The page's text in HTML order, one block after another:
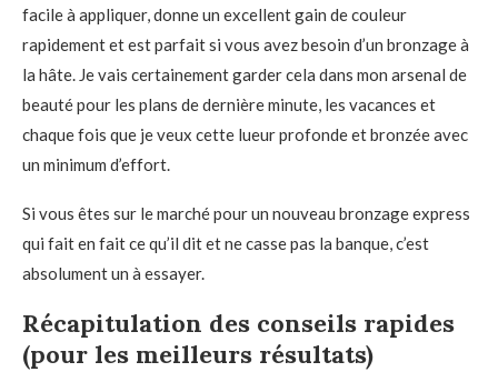
facile à appliquer, donne un excellent gain de couleur
rapidement et est parfait si vous avez besoin d’un bronzage à
la hâte. Je vais certainement garder cela dans mon arsenal de
beauté pour les plans de dernière minute, les vacances et
chaque fois que je veux cette lueur profonde et bronzée avec
un minimum d’effort.
Si vous êtes sur le marché pour un nouveau bronzage express
qui fait en fait ce qu’il dit et ne casse pas la banque, c’est
absolument un à essayer.
Récapitulation des conseils rapides
(pour les meilleurs résultats)